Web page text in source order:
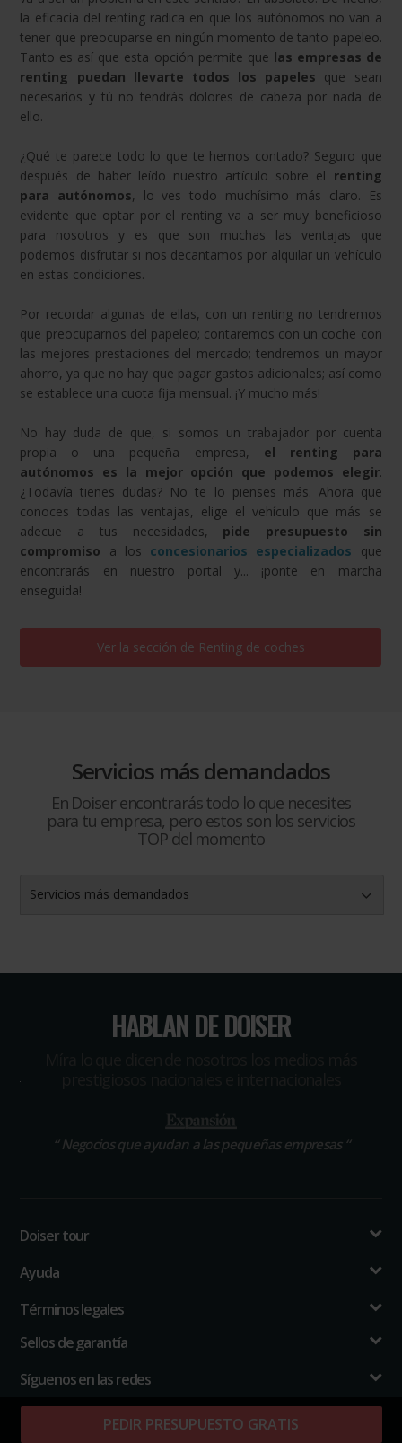
la eficacia del renting radica en que los autónomos no van a
tener que preocuparse en ningún momento de tanto papeleo.
Tanto es así que esta opción permite que las empresas de
renting puedan llevarte todos los papeles que sean
necesarios y tú no tendrás dolores de cabeza por nada de
ello.
¿Qué te parece todo lo que te hemos contado? Seguro que
después de haber leído nuestro artículo sobre el renting
para autónomos, lo ves todo muchísimo más claro. Es
evidente que optar por el renting va a ser muy beneficioso
para nosotros y es que son muchas las ventajas que
podemos disfrutar si nos decantamos por alquilar un vehículo
en estas condiciones.
Por recordar algunas de ellas, con un renting no tendremos
que preocuparnos del papeleo; contaremos con un coche con
las mejores prestaciones del mercado; tendremos un mayor
ahorro, ya que no hay que pagar gastos adicionales; así como
se establece una cuota fija mensual. ¡Y mucho más!
No hay duda de que, si somos un trabajador por cuenta
propia o una pequeña empresa, el renting para
autónomos es la mejor opción que podemos elegir.
¿Todavía tienes dudas? No te lo pienses más. Ahora que
conoces todas las ventajas, elige el vehículo que más se
adecue a tus necesidades, pide presupuesto sin
compromiso a los concesionarios especializados que
encontrarás en nuestro portal y... ¡ponte en marcha
enseguida!
Ver la sección de Renting de coches
Servicios más demandados
En Doiser encontrarás todo lo que necesites
para tu empresa, pero estos son los servicios
TOP del momento
Servicios más demandados
PEDIR PRESUPUESTO GRATIS
HABLAN DE DOISER
“Negocios que ayudan a las pequeñas empresas “
Doiser tour
Ayuda
Términos legales
Sellos de garantía
Síguenos en las redes